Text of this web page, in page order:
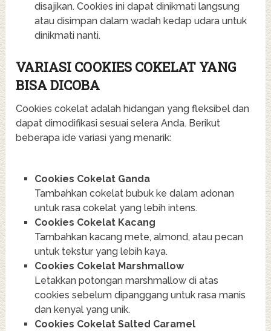
disajikan. Cookies ini dapat dinikmati langsung
atau disimpan dalam wadah kedap udara untuk
dinikmati nanti.
VARIASI COOKIES COKELAT YANG
BISA DICOBA
Cookies cokelat adalah hidangan yang fleksibel dan
dapat dimodifikasi sesuai selera Anda. Berikut
beberapa ide variasi yang menarik:
Cookies Cokelat Ganda
Tambahkan cokelat bubuk ke dalam adonan
untuk rasa cokelat yang lebih intens.
Cookies Cokelat Kacang
Tambahkan kacang mete, almond, atau pecan
untuk tekstur yang lebih kaya.
Cookies Cokelat Marshmallow
Letakkan potongan marshmallow di atas
cookies sebelum dipanggang untuk rasa manis
dan kenyal yang unik.
Cookies Cokelat Salted Caramel